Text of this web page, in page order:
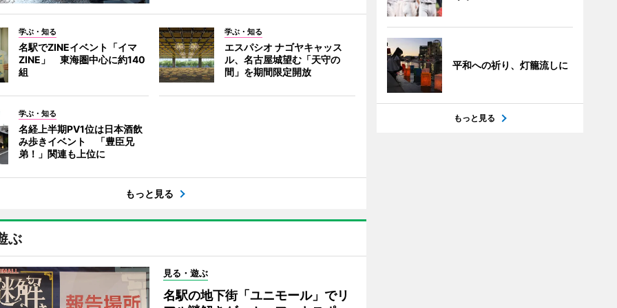
学ぶ・知る
名駅でZINEイベント「イマ
ZINE」 東海圏中心に約140
組
学ぶ・知る
エスパシオ ナゴヤキャッス
ル、名古屋城望む「天守の
間」を期間限定開放
学ぶ・知る
名経上半期PV1位は日本酒飲
み歩きイベント 「豊臣兄
弟！」関連も上位に
もっと見る
ぶ
見る・遊ぶ
名駅の地下街「ユニモール」でリ
平和への祈り、灯籠流しに
もっと見る